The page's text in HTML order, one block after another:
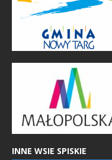
INNE WSIE SPISKIE